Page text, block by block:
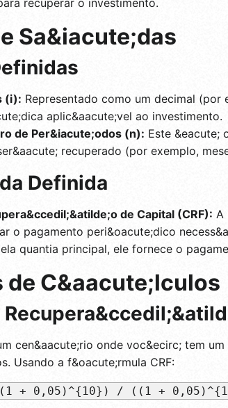
Sa&iacute;das
(i): Representado como um decimal (por
aplic&aacute;vel ao investimento.
de Per&iacute;odos (n): Este &eacute;
recuperado (por exemplo,
Definida
de Capital (CRF): A
o pagamento peri&oacute;dico
quantia principal, ele fornece o
de C&aacute;lculos
cen&aacute;rio onde voc&ecirc; tem
Usando a f&oacute;rmula CRF:
(1 + 0,05)^{10}) / ((1 +